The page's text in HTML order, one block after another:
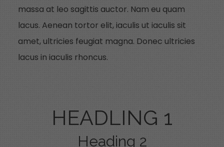
massa at leo sagittis auctor. Nam eu quam
lacus. Aenean tortor elit, iaculis ut iaculis sit
amet, ultricies feugiat magna. Donec ultricies
lacus in iaculis rhoncus.
HEADLING 1
Heading 2